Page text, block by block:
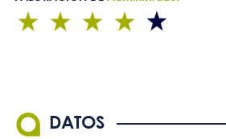
DATOS